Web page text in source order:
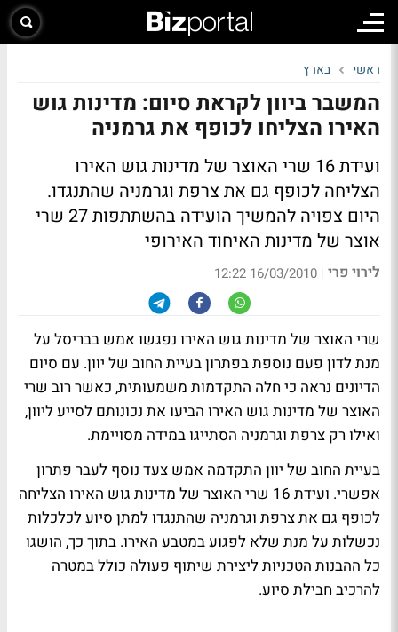
ראשי בארץ
המשבר ביוון לקראת סיום: מדינות גוש
האירו הצליחו לכופף את גרמניה
ועידת 16 שרי האוצר של מדינות גוש האירו
הצליחה לכופף גם את צרפת וגרמניה שהתנגדו.
היום צפויה להמשיך הועידה בהשתתפות 27 שרי
אוצר של מדינות האיחוד האירופי
לירוי פרי |
16/03/2010 12:22
שרי האוצר של מדינות גוש האירו נפגשו אמש בבריסל על
מנת לדון פעם נוספת בפתרון בעיית החוב של יוון. עם סיום
הדיונים נראה כי חלה התקדמות משמעותית, כאשר רוב שרי
האוצר של מדינות גוש האירו הביעו את נכונותם לסייע ליוון,
ואילו רק צרפת וגרמניה הסתייגו במידה מסויימת.
בעיית החוב של יוון התקדמה אמש צעד נוסף לעבר פתרון
אפשרי. ועידת 16 שרי האוצר של מדינות גוש האירו הצליחה
לכופף גם את צרפת וגרמניה שהתנגדו למתן סיוע לכלכלות
נכשלות על מנת שלא לפגוע במטבע האירו. בתוך כך, הושגו
כל ההבנות הטכניות ליצירת שיתוף פעולה כולל במטרה
להרכיב חבילת סיוע.